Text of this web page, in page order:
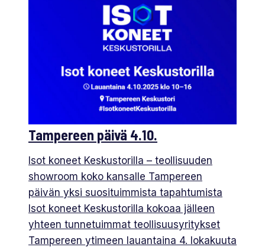
Tampereen päivä 4.10.
Isot koneet Keskustorilla – teollisuuden
showroom koko kansalle Tampereen
päivän yksi suosituimmista tapahtumista
Isot koneet Keskustorilla kokoaa jälleen
yhteen tunnetuimmat teollisuusyritykset
Tampereen ytimeen lauantaina 4. lokakuuta